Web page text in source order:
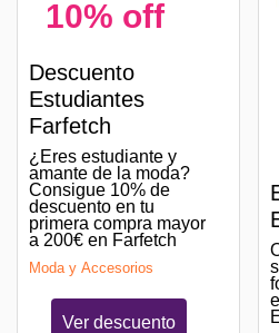
10% off
Descuento
Estudiantes
Farfetch
¿Eres estudiante y
amante de la moda?
Consigue 10% de
descuento en tu
primera compra mayor
a 200€ en Farfetch
Moda y Accesorios
Ver descuento